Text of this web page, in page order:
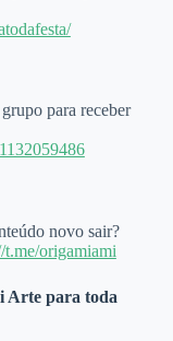
para receber
novo sair?
t.me/origamiami
Arte para toda